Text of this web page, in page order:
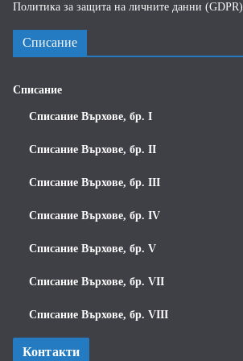
Политика за защита на личните данни (GDPR)
Списание
Списание
Списание Върхове, бр. I
Списание Върхове, бр. II
Списание Върхове, бр. III
Списание Върхове, бр. IV
Списание Върхове, бр. V
Списание Върхове, бр. VII
Списание Върхове, бр. VIII
Контакти